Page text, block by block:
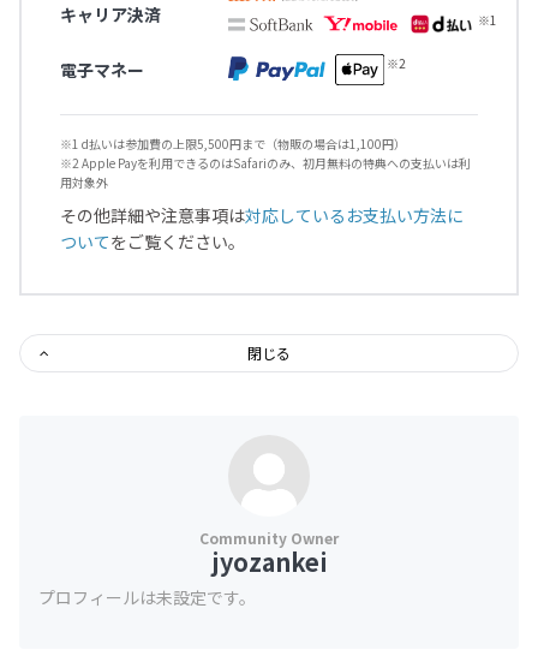
キャリア決済
電子マネー
※1 d払いは参加費の上限5,500円まで（物販の場合は1,100円）
※2 Apple Payを利用できるのはSafariのみ、初月無料の特典への支払いは利
用対象外
その他詳細や注意事項は対応しているお支払い方法に
ついてをご覧ください。
閉じる
jyozankei
プロフィールは未設定です。